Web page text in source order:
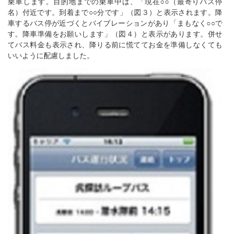
名）付近です。到着まで○○分です」（図３）と表示されます。降
車するバス停が近づくとバイブレーションがあり「まもなく○○で
す。降車準備をお願いします」（図４）と表示があります。併せ
てバス料金も表示され、降りる前に慌ててお金を準備しなくても
いいように配慮しました。